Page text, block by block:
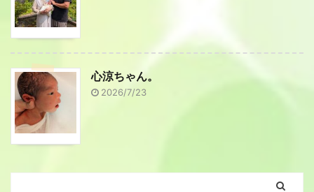
心涼ちゃん。
2026/7/23